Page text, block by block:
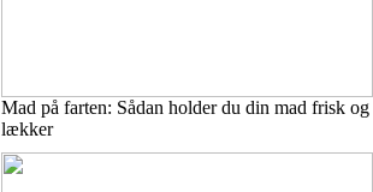
Mad på farten: Sådan holder du din mad frisk og
lækker